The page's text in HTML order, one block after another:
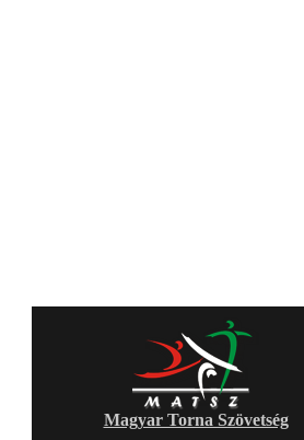
Magyar Torna Szövetség